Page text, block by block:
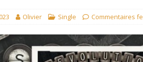
Olivier Single Commentaires